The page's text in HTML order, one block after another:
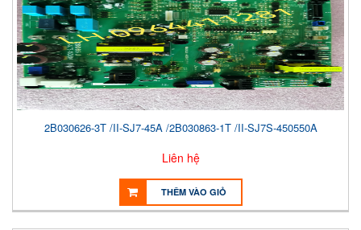
2B030626-3T /II-SJ7-45A /2B030863-1T /II-SJ7S-450550A
Liên hệ
THÊM VÀO GIỎ